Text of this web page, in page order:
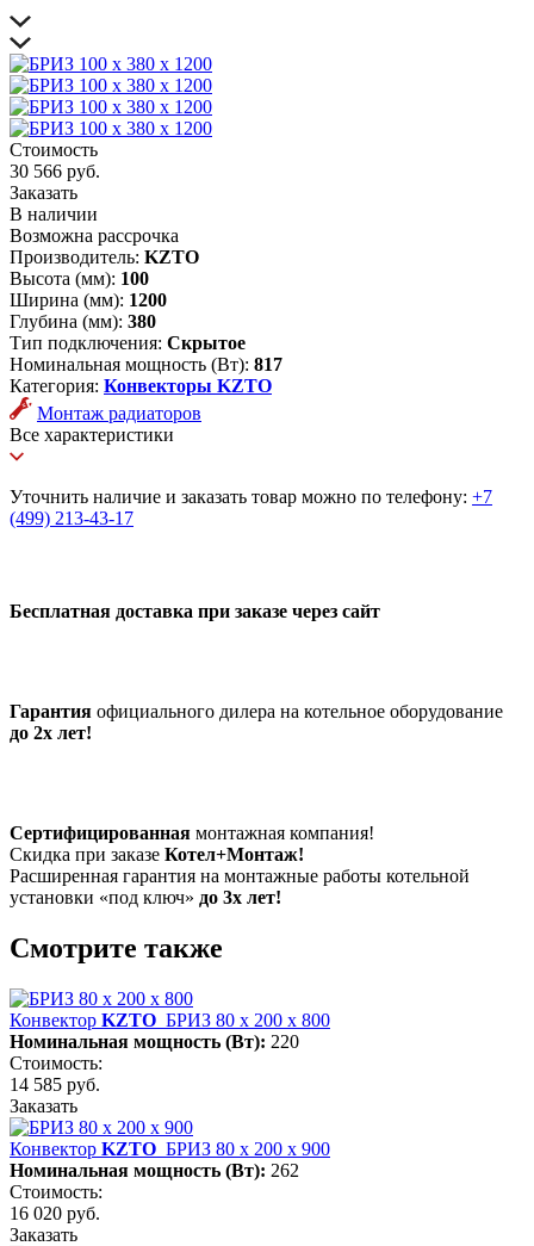
Стоимость
30 566 руб.
Заказать
В наличии
Возможна рассрочка
Производитель: KZTO
Высота (мм): 100
Ширина (мм): 1200
Глубина (мм): 380
Тип подключения: Скрытое
Номинальная мощность (Вт): 817
Категория: Конвекторы KZTO
Монтаж радиаторов
Все характеристики
Уточнить наличие и заказать товар можно по телефону: +7
(499) 213-43-17
Бесплатная доставка при заказе через сайт
Гарантия официального дилера на котельное оборудование
до 2х лет!
Сертифицированная монтажная компания!
Скидка при заказе Котел+Монтаж!
Расширенная гарантия на монтажные работы котельной
установки «под ключ» до 3х лет!
Смотрите также
Конвектор KZTO БРИЗ 80 х 200 х 800
Номинальная мощность (Вт): 220
Стоимость:
14 585 руб.
Заказать
Конвектор KZTO БРИЗ 80 х 200 х 900
Номинальная мощность (Вт): 262
Стоимость:
16 020 руб.
Заказать